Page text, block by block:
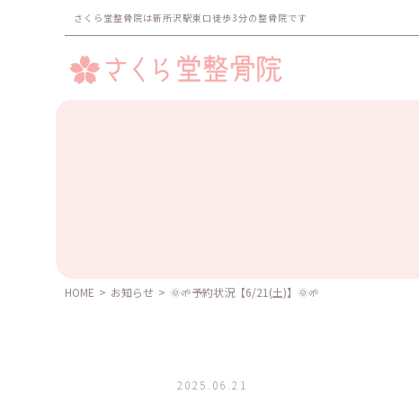
さくら堂整骨院は新所沢駅東口徒歩3分の整骨院です
HOME > お知らせ > ️🌞🌱予約状況【6/21(土)】️️️🌞🌱
2025.06.21